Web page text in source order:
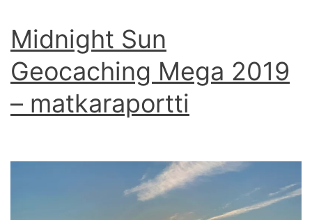
Midnight Sun
Geocaching Mega 2019
– matkaraportti